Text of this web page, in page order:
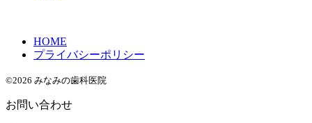
HOME
プライバシーポリシー
©2026 みなみの歯科医院
お問い合わせ